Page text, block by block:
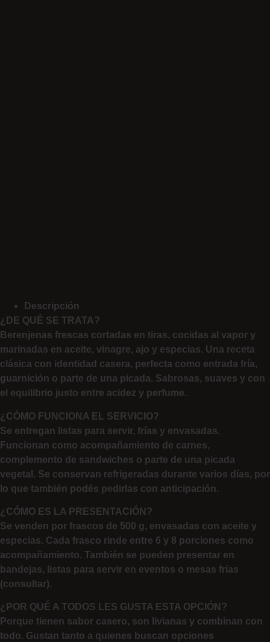
Descripción
¿DE QUÉ SE TRATA?
Berenjenas frescas cortadas en tiras, cocidas al vapor y
marinadas en aceite, vinagre, ajo y especias. Una receta
clásica con identidad casera, perfecta como entrada fría,
guarnición o parte de una picada. Sabrosas, suaves y con
el equilibrio justo entre acidez y perfume.
¿CÓMO FUNCIONA EL SERVICIO?
Se entregan listas para servir, frías y envasadas.
Funcionan como acompañamiento de carnes,
complemento de sandwiches o parte de una picada
vegetal. Se conservan refrigeradas durante varios días, por
lo que también podés pedirlas con anticipación.
¿CÓMO ES LA PRESENTACIÓN?
Se venden por frascos de 500 g, envasadas con aceite y
especias. Cada frasco rinde entre 6 y 8 porciones como
acompañamiento. También se pueden presentar en
bandejas, listas para servir en eventos o mesas frías
(consultar).
¿POR QUÉ A TODOS LES GUSTA ESTA OPCIÓN?
Porque tienen sabor casero, son livianas y combinan con
todo. Gustan tanto a quienes buscan opciones